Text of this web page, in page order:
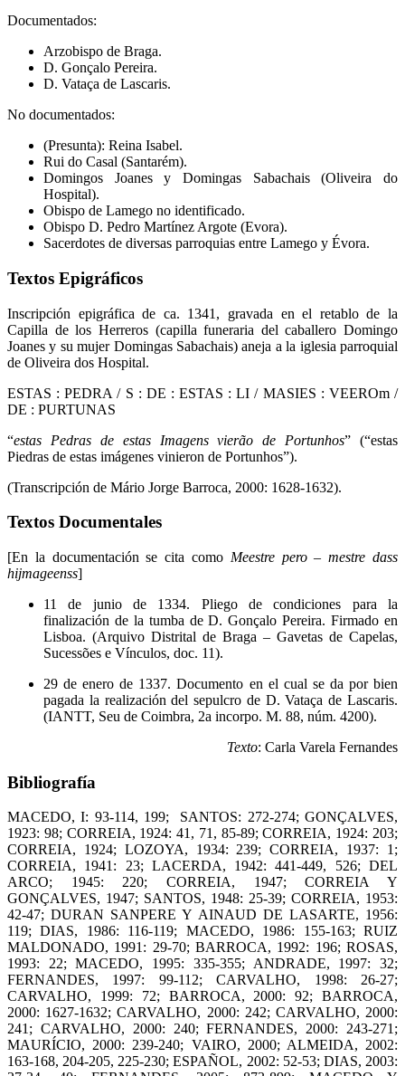
Documentados:
Arzobispo de Braga.
D. Gonçalo Pereira.
D. Vataça de Lascaris.
No documentados:
(Presunta): Reina Isabel.
Rui do Casal (Santarém).
Domingos Joanes y Domingas Sabachais (Oliveira do
Hospital).
Obispo de Lamego no identificado.
Obispo D. Pedro Martínez Argote (Evora).
Sacerdotes de diversas parroquias entre Lamego y Évora.
Textos Epigráficos
Inscripción epigráfica de ca. 1341, gravada en el retablo de la
Capilla de los Herreros (capilla funeraria del caballero Domingo
Joanes y su mujer Domingas Sabachais) aneja a la iglesia parroquial
de Oliveira dos Hospital.
ESTAS : PEDRA / S : DE : ESTAS : LI / MASIES : VEEROm /
DE : PURTUNAS
“estas Pedras de estas Imagens vierão de Portunhos” (“estas
Piedras de estas imágenes vinieron de Portunhos”).
(Transcripción de Mário Jorge Barroca, 2000: 1628-1632).
Textos Documentales
[En la documentación se cita como Meestre pero – mestre dass
hijmageenss]
11 de junio de 1334. Pliego de condiciones para la
finalización de la tumba de D. Gonçalo Pereira. Firmado en
Lisboa. (Arquivo Distrital de Braga – Gavetas de Capelas,
Sucessões e Vínculos, doc. 11).
29 de enero de 1337. Documento en el cual se da por bien
pagada la realización del sepulcro de D. Vataça de Lascaris.
(IANTT, Seu de Coimbra, 2a incorpo. M. 88, núm. 4200).
Texto: Carla Varela Fernandes
Bibliografía
MACEDO, I: 93-114, 199; SANTOS: 272-274; GONÇALVES,
1923: 98; CORREIA, 1924: 41, 71, 85-89; CORREIA, 1924: 203;
CORREIA, 1924; LOZOYA, 1934: 239; CORREIA, 1937: 1;
CORREIA, 1941: 23; LACERDA, 1942: 441-449, 526; DEL
ARCO; 1945: 220; CORREIA, 1947; CORREIA Y
GONÇALVES, 1947; SANTOS, 1948: 25-39; CORREIA, 1953:
42-47; DURAN SANPERE Y AINAUD DE LASARTE, 1956:
119; DIAS, 1986: 116-119; MACEDO, 1986: 155-163; RUIZ
MALDONADO, 1991: 29-70; BARROCA, 1992: 196; ROSAS,
1993: 22; MACEDO, 1995: 335-355; ANDRADE, 1997: 32;
FERNANDES, 1997: 99-112; CARVALHO, 1998: 26-27;
CARVALHO, 1999: 72; BARROCA, 2000: 92; BARROCA,
2000: 1627-1632; CARVALHO, 2000: 242; CARVALHO, 2000:
241; CARVALHO, 2000: 240; FERNANDES, 2000: 243-271;
MAURÍCIO, 2000: 239-240; VAIRO, 2000; ALMEIDA, 2002:
163-168, 204-205, 225-230; ESPAÑOL, 2002: 52-53; DIAS, 2003: